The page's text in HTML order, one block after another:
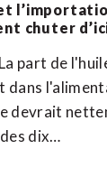
chuter
part de
dans
devrait
dix…